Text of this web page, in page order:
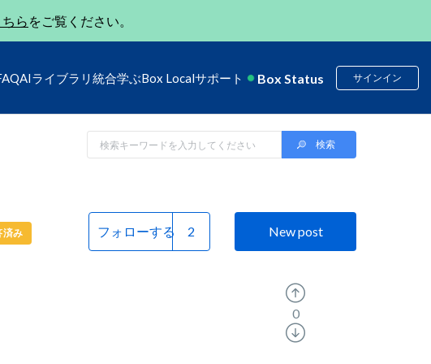
ちら をご覧ください。
AIライブラリ 統合学ぶBox Localサポート Box Status サインイン
済み フォローする New post
0